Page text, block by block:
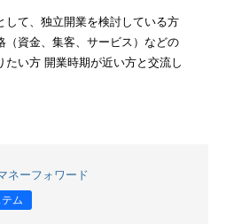
して、独立開業を検討している方
（資金、集客、サービス）などの
たい方 開業時期が近い方と交流し
ネーフォワード
ム